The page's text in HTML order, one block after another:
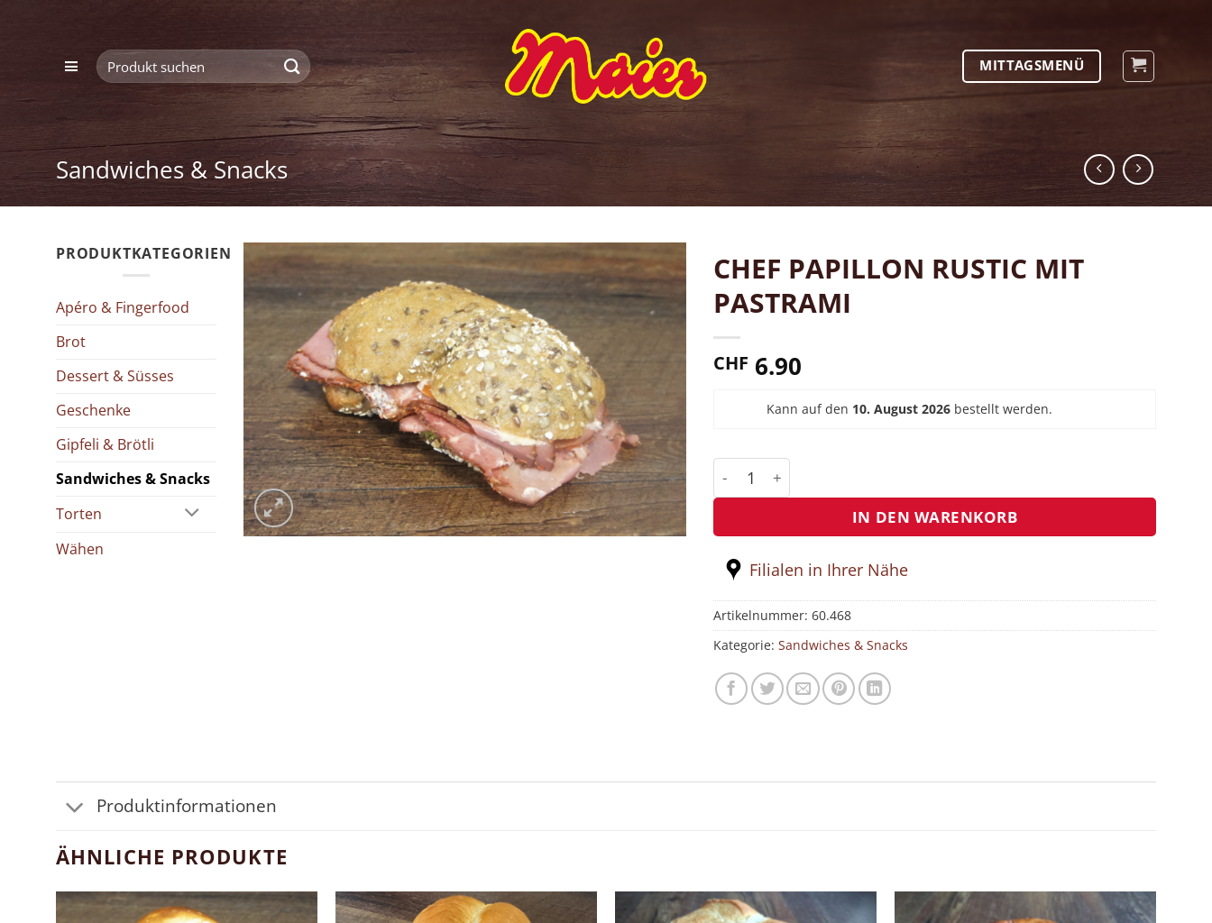
springen
Suchen
nach:
MITTAGSMENÜ
Sandwiches & Snacks
PRODUKTKATEGORIEN
Apéro & Fingerfood
Brot
Dessert & Süsses
Geschenke
Gipfeli & Brötli
Sandwiches & Snacks
Torten
Wähen
CHEF PAPILLON RUSTIC MIT
PASTRAMI
CHF 6.90
Kann auf den 10. August 2026 bestellt werden.
CHEF Papillon Rustic mit Pastrami Menge
IN DEN WARENKORB
Filialen in Ihrer Nähe
Artikelnummer:60.468
Kategorie:Sandwiches & Snacks
Produktinformationen
ÄHNLICHE PRODUKTE